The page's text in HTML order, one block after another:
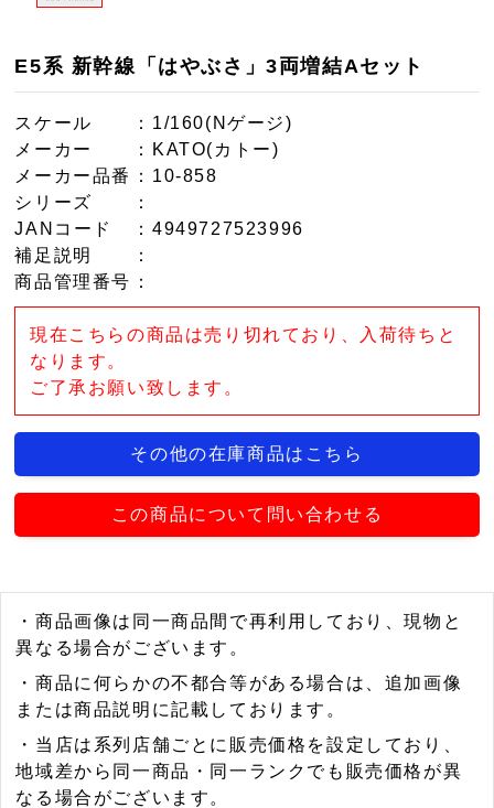
E5系 新幹線「はやぶさ」3両増結Aセット
スケール
：1/160(Nゲージ)
メーカー
：KATO(カトー)
メーカー品番
：10-858
シリーズ
：
JANコード
：4949727523996
補足説明
：
商品管理番号 ：
現在こちらの商品は売り切れており、入荷待ちと
なります。
ご了承お願い致します。
その他の在庫商品はこちら
この商品について問い合わせる
・商品画像は同一商品間で再利用しており、現物と
異なる場合がございます。
・商品に何らかの不都合等がある場合は、追加画像
または商品説明に記載しております。
・当店は系列店舗ごとに販売価格を設定しており、
地域差から同一商品・同一ランクでも販売価格が異
なる場合がございます。